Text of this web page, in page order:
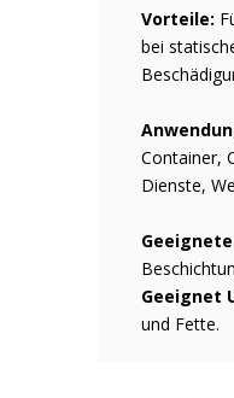
Vorteile:
bei
Container,
Dienste,
Geeignet
und Fette.